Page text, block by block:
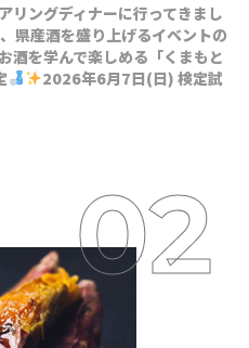
ングディナーに行ってきまし
県産酒を盛り上げるイベントの
酒を学んで楽しめる「くまもと
2026年6月7日(日) 検定試